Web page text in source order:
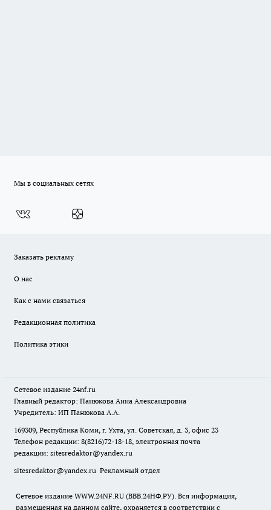
Мы в социальных сетях
Заказать рекламу
О нас
Как с нами связаться
Редакционная политика
Политика этики
Сетевое издание 24nf.ru
Главный редактор: Панюкова Анна Александровна
Учредитель: ИП Панюкова А.А.
169309, Республика Коми, г. Ухта, ул. Советская, д. 3, офис 23
Телефон редакции: 8(8216)72-18-18, электронная почта
редакции: sitesredaktor@yandex.ru
sitesredaktor@yandex.ru Рекламный отдел
Сетевое издание WWW.24NF.RU (ВВВ.24НФ.РУ). Вся информация,
размещенная на данном сайте, охраняется в соответствии с